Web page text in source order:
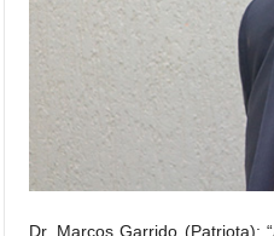
Dr. Marcos Garrido (Patriota):